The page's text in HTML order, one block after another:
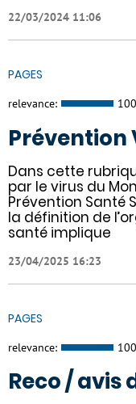
22/03/2024 11:06
PAGES
relevance:
Prévention
Dans cette
par le virus du
Prévention Santé
la définition de
santé implique
23/04/2025 16:23
PAGES
relevance:
Reco / avis